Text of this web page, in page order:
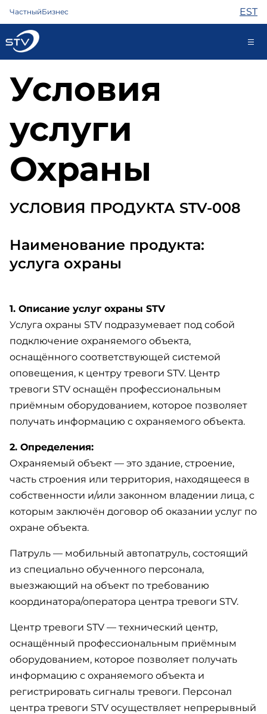
ЧастныйБизнес EST
ariklient@stv.ee
Интернет
ТВ
Телефон
Охрана
Магазин
Новости
Условия
услуги
Охраны
УСЛОВИЯ ПРОДУКТА STV-008
Наименование продукта:
услуга охраны
1. Описание услуг охраны STV
Услуга охраны STV подразумевает под собой
подключение охраняемого объекта,
оснащённого соответствующей системой
оповещения, к центру тревоги STV. Центр
тревоги STV оснащён профессиональным
приёмным оборудованием, которое позволяет
получать информацию с охраняемого объекта.
2. Определения:
Охраняемый объект — это здание, строение,
часть строения или территория, находящееся в
собственности и/или законном владении лица, с
которым заключён договор об оказании услуг по
охране объекта.
Патруль — мобильный автопатруль, состоящий
из специально обученного персонала,
выезжающий на объект по требованию
координатора/оператора центра тревоги STV.
Центр тревоги STV — технический центр,
оснащённый профессиональным приёмным
оборудованием, которое позволяет получать
информацию с охраняемого объекта и
регистрировать сигналы тревоги. Персонал
центра тревоги STV осуществляет непрерывный